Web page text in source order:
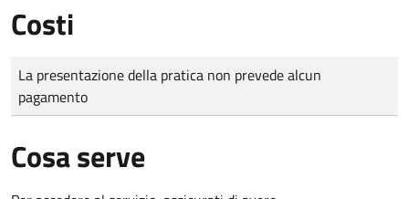
Costi
Tipo di pagamento
Importo
La presentazione della pratica non prevede alcun
pagamento
Cosa serve